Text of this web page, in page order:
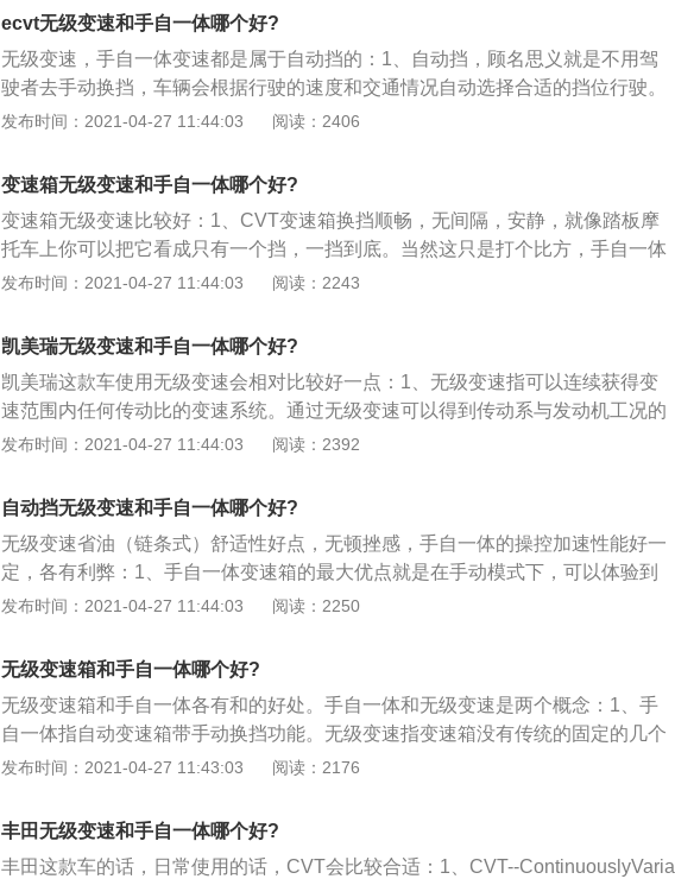
点：可以按照需要选择，想轻松驾驶时选择自动挡模式，想感受驾驶乐趣的时候
切换成手动挡模式。缺点：价格比较高，燃油经济性比较差。适合人群：市区用
车的车主为主，希望操作更简便，同时又希望保留一部分驾驶乐趣的车主，有较
好的经济能力；3、无级变速优点：燃油经济性比较好，动力输出更平稳，舒适
性较高。缺点：操控乐趣比较差。适合人群：注重燃油经济性和舒适性，经常在
ecvt无级变速和手自一体哪个好?
无级变速，手自一体变速都是属于自动挡的：1、自动挡，顾名思义就是不用驾
驶者去手动换挡，车辆会根据行驶的速度和交通情况自动选择合适的挡位行驶。
一般的自动挡汽车上的挡位共有六个位置，从上到下分别为：P、R、N、D、
完全可以满足一般驾驶的需要，而如果遇到一些特殊的驾驶环境，就需要运用其
它功能挡了。因此，如果你能够选择一种正确的操纵控制方式，自动挡的汽车会
有比手动挡更好的表现；3、自动变速器，利用行星齿轮机构进行变速，它能根
据油门踏板程度和车速变化，自动地进行变速。而驾驶者只需操纵加速踏板控制
车速即可。一般来讲，汽车上常用的自动变速器有以下几种类型：液力自动变速
式机械自动变速器等。最常见的是液力自动变速器。液力自动变速器主要是由液
压控制的齿轮变速系统构成，主要包含自动离合器和自动变速器两大部分。它能
够根据油门的开度和车速的变化，自动地进行换挡；4、无级变速器是由两组变
器“突然换挡”、油门反应慢、油耗高等缺点。比传统自动变速器结构简单，体积
稳，没有传统变速器换挡时那种“顿”的感觉；5、手动\/自动变速器。可使高性能
跑车不必受限于传统的自动挡束缚，让驾驶者也能享受手动换挡的乐趣。此型车
在其挡位上设有“+”、“-”选择挡位。在D挡时，可自由变换降挡（-）或加挡
（+），如同手动挡一样。驾驶者可以在入弯前像手动挡般地强迫降挡减速，出
发布时间：2021-04-27 11:44:03 阅读：2406
变速箱无级变速和手自一体哪个好?
变速箱无级变速比较好：1、CVT变速箱换挡顺畅，无间隔，安静，就像踏板摩
托车上你可以把它看成只有一个挡，一挡到底。当然这只是打个比方，手自一体
其实归根到底还是算自动变速箱，只是增加了一个手动换挡装置，在一定范围内
模式，当然手自一体属于自动挡的一种，换挡顿挫和延迟肯定有的，只是车越好
越不明显；2、至于哪种省油，理论上CVT少了换挡间隔，要省油一点，其实正
常使用中，由于用车环境的种种不确定因素加上司机开车习惯等原因，就算CVT
理论上省油，其实也省不了多少；3、再有，CVT变速箱由于承受扭力范围有限
等等技术原因还无法搭载在大排量汽车上，以2.0升上下排量搭载CVT居多，典型
说点题外话，其实手动变速箱的传动效率最高，结构比自动变速箱和无级变速简
单，故障率低，维修方便费用省，当然也最省油。
发布时间：2021-04-27 11:44:03 阅读：2243
凯美瑞无级变速和手自一体哪个好?
凯美瑞这款车使用无级变速会相对比较好一点：1、无级变速指可以连续获得变
速范围内任何传动比的变速系统。通过无级变速可以得到传动系与发动机工况的
最佳匹配；2、常见的无级变速器有液力机械式无级变速器和金属带式无级变速
变速方式。手动挡因为自己可以自由调节挡位及转速，驾驶起来有种畅快的感
觉，运动感十足，富有驾驶乐趣。
发布时间：2021-04-27 11:44:03 阅读：2392
自动挡无级变速和手自一体哪个好?
无级变速省油（链条式）舒适性好点，无顿挫感，手自一体的操控加速性能好一
定，各有利弊：1、手自一体变速箱的最大优点就是在手动模式下，可以体验到
驾驶手动挡汽车的感觉，动力来得非常直接，还省去了踩离合器的动作，而且不
无法实现的；2、手自一体的变速箱技术要求比较高，而先进技术的应用往往意
味着较高的维护成本及苛刻的使用要求，很多人的车辆虽配有手自一体，但手动
模式几乎没用过，显得有点鸡肋。而且这项技术目前还不够成熟，相对于普通的
自动变速器来说有点费油；3、CVT的传动系统理论上挡位可以无限多，挡位设
定更为自由，传统传动系统中的齿轮比、速比以及性能、耗油、废气排放的平
内市场上装备CVT汽车还不多，这意味着CVT维护保养的成本比较高，而且操作
不当的话，出问题的概率更高。
发布时间：2021-04-27 11:44:03 阅读：2250
无级变速箱和手自一体哪个好?
无级变速箱和手自一体各有和的好处。手自一体和无级变速是两个概念：1、手
自一体指自动变速箱带手动换挡功能。无级变速指变速箱没有传统的固定的几个
齿比，可以在一定范围内随意变换齿比。一般称为CVT；2、CVT变速箱，也有
用固定齿比了，可以随时变换，省油，无换挡感觉，但没什么驾驶乐趣）；3、
手自一体的变速箱，可以是CVT，也可以是传统的AT，也可以是DSG，也可以是
发布时间：2021-04-27 11:43:03 阅读：2176
丰田无级变速和手自一体哪个好?
丰田这款车的话，日常使用的话，CVT会比较合适：1、CVT--ContinuouslyVaria